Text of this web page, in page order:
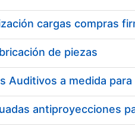
cargas compras
de piezas